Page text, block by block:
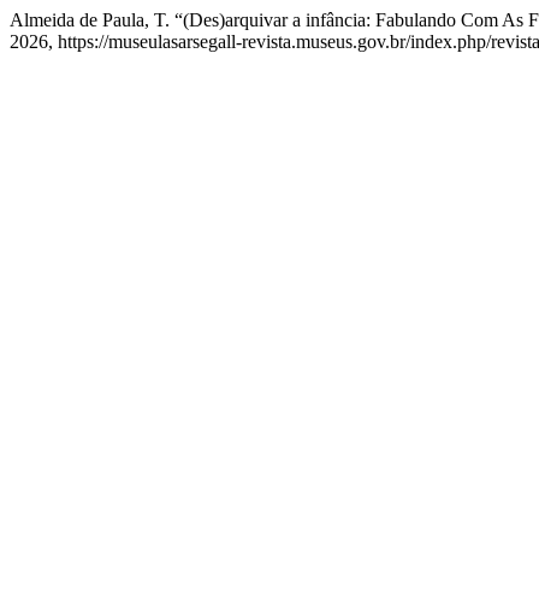
Almeida de Paula, T. “(Des)arquivar a infância: Fabulando Com As
2026, https://museulasarsegall-revista.museus.gov.br/index.php/